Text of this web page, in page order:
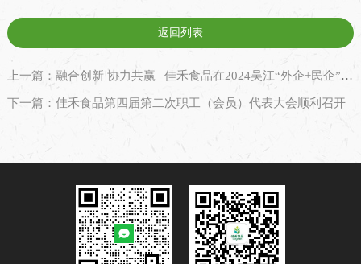
返回列表
上一篇：融合创新 协力共赢 | 佳禾食品在2024吴江“外企+民企”国际供应链与ESG可持续发展大会上被授予“优秀会员”称号
下一篇：佳禾食品第四届第二次职工（会员）代表大会顺利召开